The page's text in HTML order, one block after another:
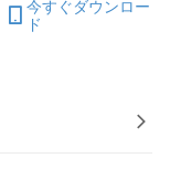
今すぐダウンロー
ド